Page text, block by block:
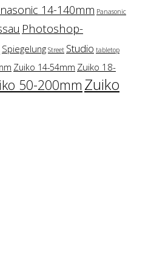
14-140mm Panasonic
Photoshop-
Spiegelung Street Studio tabletop
Zuiko 14-54mm Zuiko 18-
50-200mm Zuiko